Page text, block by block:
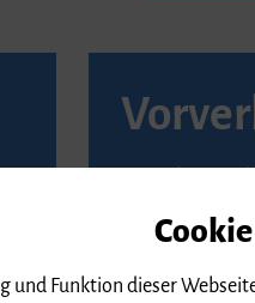
Seite
BZ-
und Funktion dieser